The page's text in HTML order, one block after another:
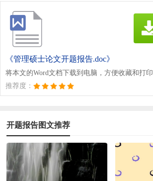
《管理硕士论文开题报告.doc》
将本文的Word文档下载到电脑，方便收藏和打印
推荐度：
开题报告图文推荐